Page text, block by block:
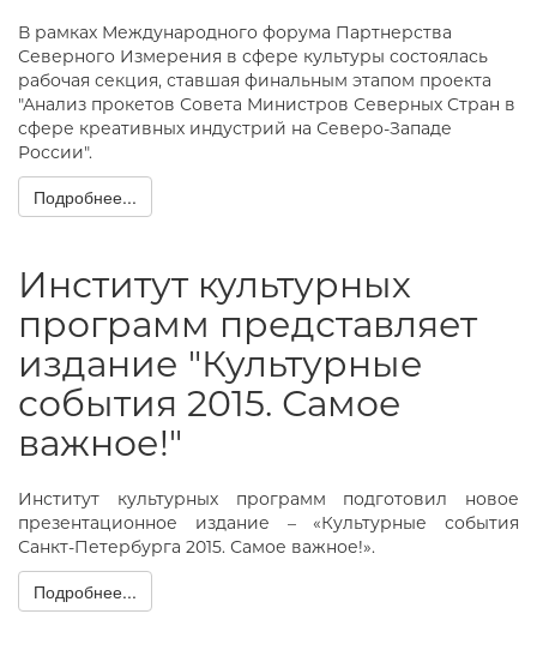
В рамках Международного форума Партнерства
Северного Измерения в сфере культуры состоялась
рабочая секция, ставшая финальным этапом проекта
"Анализ прокетов Совета Министров Северных Стран в
сфере креативных индустрий на Северо-Западе
России".
Подробнее...
Институт культурных
программ представляет
издание "Культурные
события 2015. Самое
важное!"
Институт культурных программ подготовил новое
презентационное издание – «Культурные события
Санкт-Петербурга 2015. Самое важное!».
Подробнее...